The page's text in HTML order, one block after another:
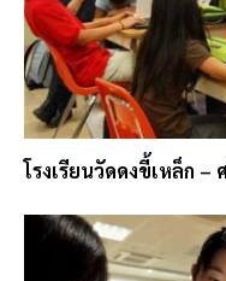
โรงเรียนวัดดงขี้เหล็ก